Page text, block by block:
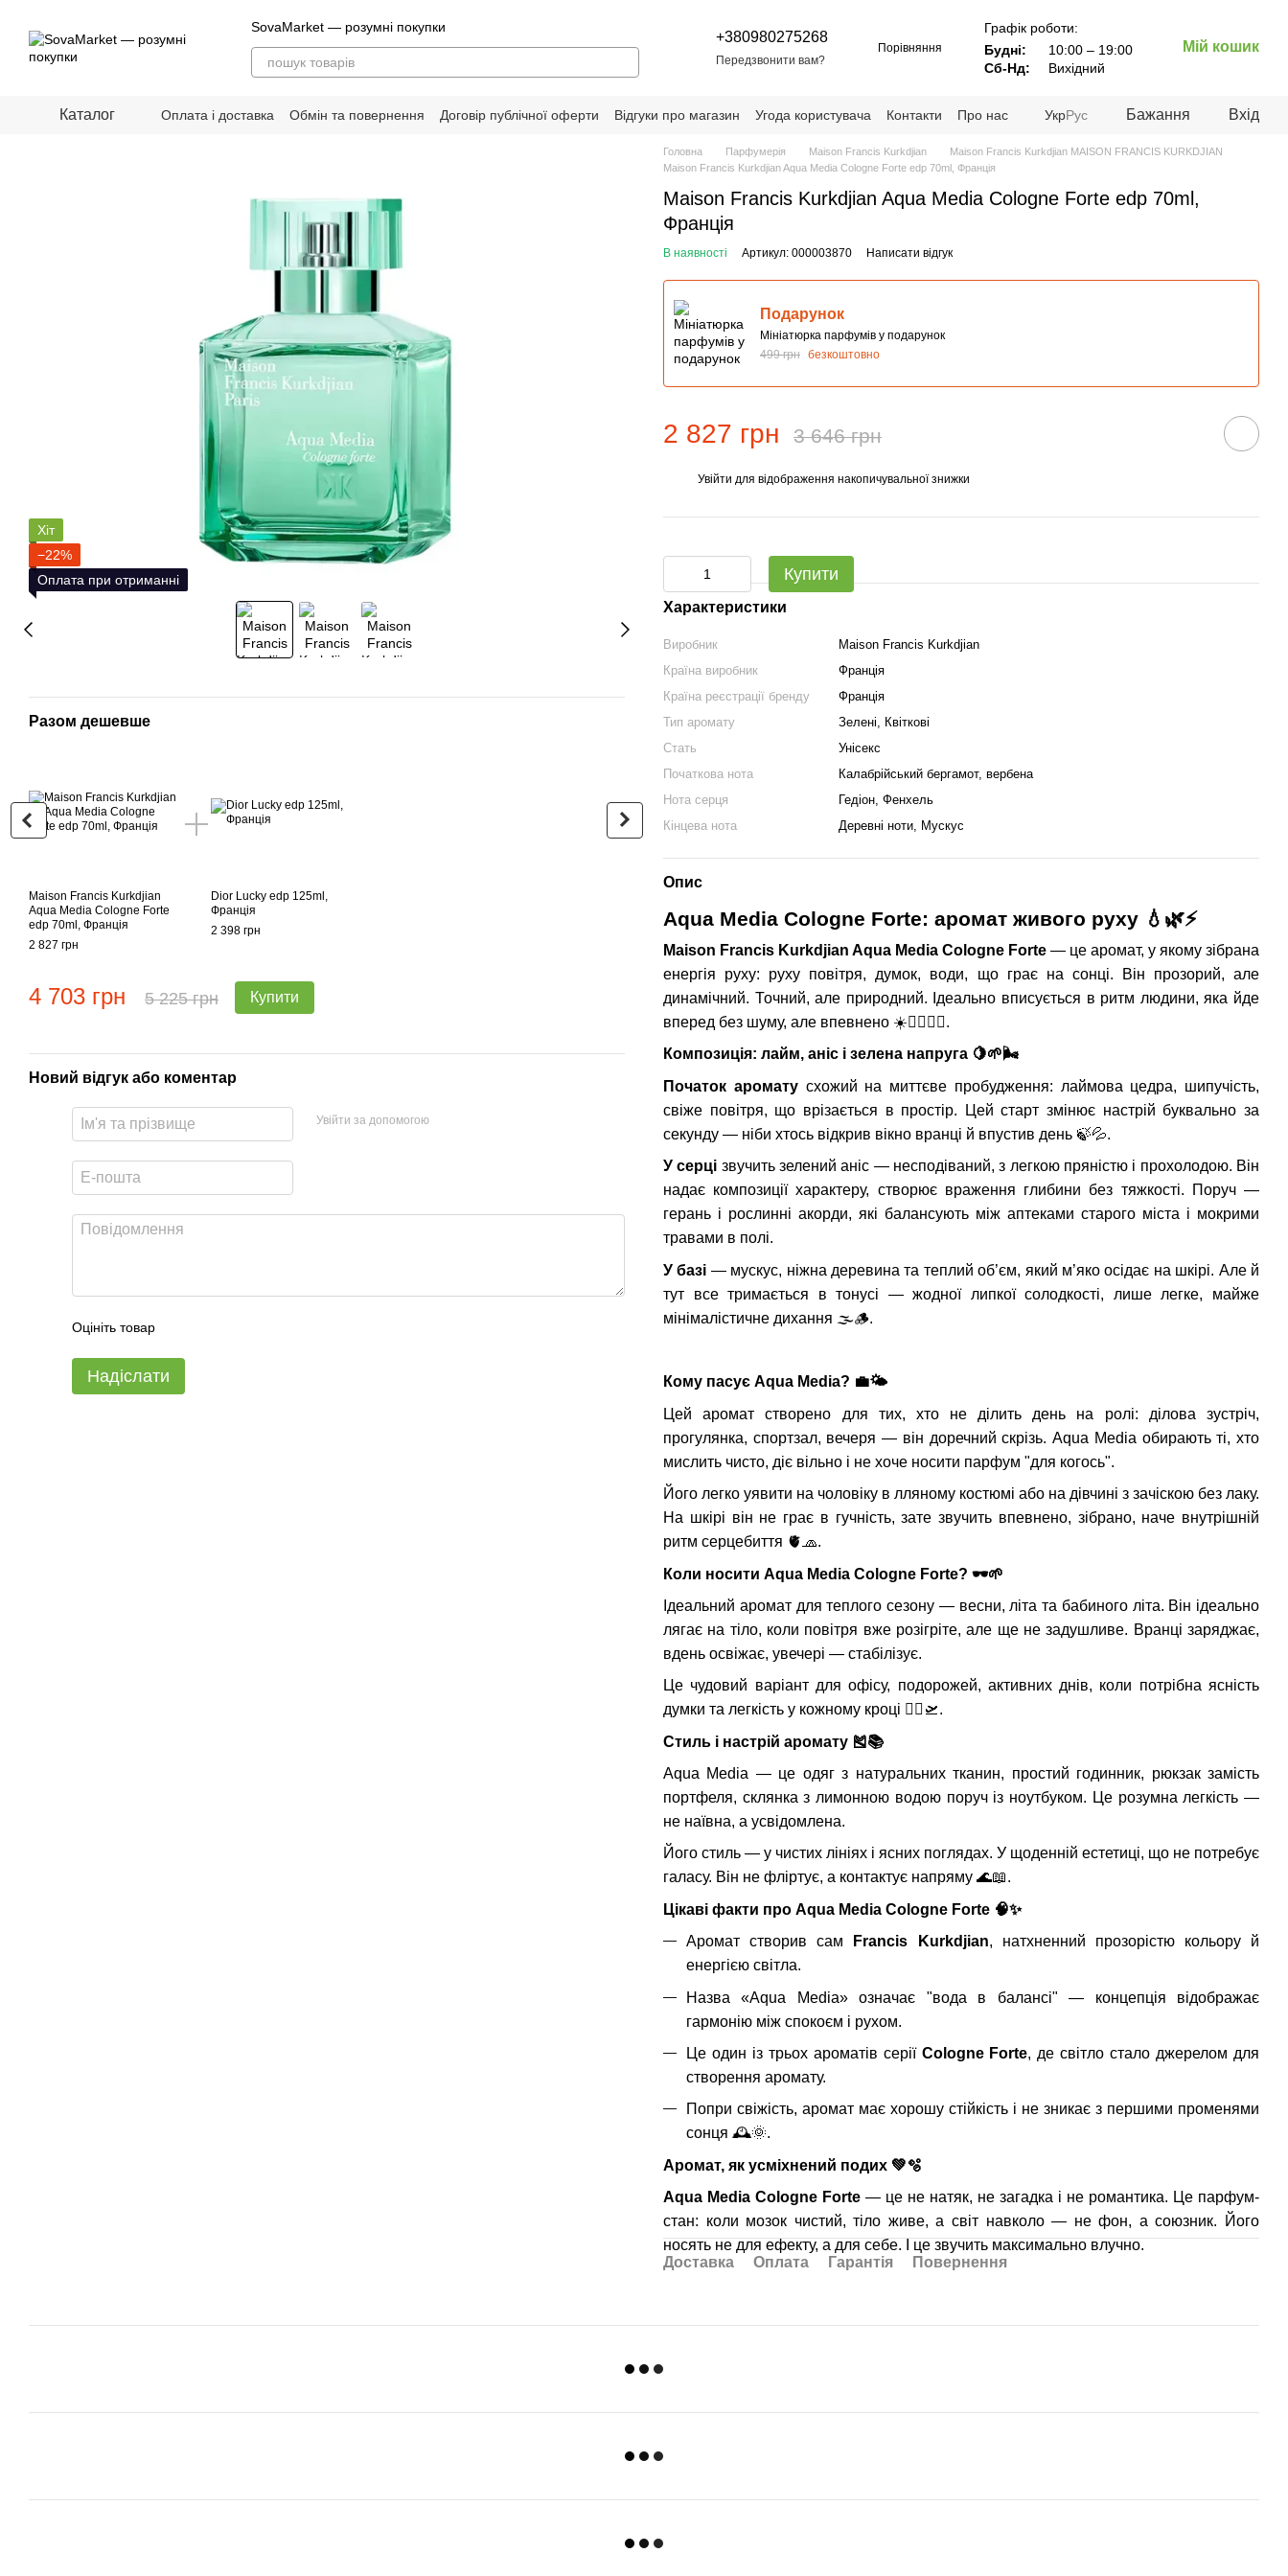
SovaMarket — розумні покупки
+380980275268
Передзвонити вам?
Порівняння
Графік роботи:
Будні:
10:00 – 19:00
Сб-Нд:
Вихідний
Мій кошик
Каталог Оплата і доставка Обмін та повернення Договір публічної оферти Відгуки про магазин Угода користувача Контакти
Про нас
УкрРус Бажання Вхід
Хіт
−22%
Оплата при отриманні
Разом дешевше
Maison Francis Kurkdjian
Aqua Media Cologne Forte
edp 70ml, Франція
2 827 грн
Dior Lucky edp 125ml,
Франція
2 398 грн
4 703 грн 5 225 грн Купити
Разом дешевше
Aqua Media Cologne Forte
edp 70ml, Франція
2 827 грн
Cedarwood & Sandalwood &
Amber, Patchouli edp 100ml,
2 288 грн
4 604 грн Купити
Новий відгук або коментар
Увійти за допомогою
Оцініть товар
Надіслати
Головна Парфумерія Maison Francis Kurkdjian
Maison Francis Kurkdjian MAISON FRANCIS KURKDJIAN
Maison Francis Kurkdjian Aqua Media Cologne Forte edp 70ml, Франція
Maison Francis Kurkdjian Aqua Media Cologne Forte edp 70ml,
Франція
В наявності Артикул: 000003870 Написати відгук
Подарунок
Мініатюрка парфумів у подарунок
499 грн безкоштовно
2 827 грн 3 646 грн
Увійти для відображення накопичувальної знижки
Купити
Характеристики
Виробник
Maison Francis Kurkdjian
Країна виробник
Франція
Країна реєстрації бренду
Франція
Тип аромату
Зелені, Квіткові
Стать
Унісекс
Початкова нота
Калабрійський бергамот, вербена
Нота серця
Гедіон, Фенхель
Кінцева нота
Деревні ноти, Мускус
Опис
Aqua Media Cologne Forte: аромат живого руху 💧🌿⚡
Maison Francis Kurkdjian Aqua Media Cologne Forte — це аромат, у якому зібрана
енергія руху: руху повітря, думок, води, що грає на сонці. Він прозорий, але
динамічний. Точний, але природний. Ідеально вписується в ритм людини, яка йде
вперед без шуму, але впевнено ☀🧘 🚶‍♂️.
Композиція: лайм, аніс і зелена напруга 🍋🌱🌬
Початок ароматусхожий на миттєве пробудження: лаймова цедра, шипучість,
свіже повітря, що врізається в простір. Цей старт змінює настрій буквально за
секунду — ніби хтось відкрив вікно вранці й впустив день 🍃💦.
У серці звучить зелений аніс — несподіваний, з легкою пряністю і прохолодою. Він
надає композиції характеру, створює враження глибини без тяжкості. Поруч —
герань і рослинні акорди, які балансують між аптеками старого міста і мокрими
травами в полі.
У базі — мускус, ніжна деревина та теплий об’єм, який м’яко осідає на шкірі. Але й
тут все тримається в тонусі — жодної липкої солодкості, лише легке, майже
мінімалістичне дихання 🌫🪵.
Кому пасує Aqua Media? 💼🌤
Цей аромат створено для тих, хто не ділить день на ролі: ділова зустріч,
прогулянка, спортзал, вечеря — він доречний скрізь. Aqua Media обирають ті, хто
мислить чисто, діє вільно і не хоче носити парфум "для когось".
Його легко уявити на чоловіку в лляному костюмі або на дівчині з зачіскою без лаку.
На шкірі він не грає в гучність, зате звучить впевнено, зібрано, наче внутрішній
ритм серцебиття 🫀🧢.
Коли носити Aqua Media Cologne Forte? 🕶🌱
Ідеальний аромат для теплого сезону — весни, літа та бабиного літа. Він ідеально
лягає на тіло, коли повітря вже розігріте, але ще не задушливе. Вранці заряджає,
вдень освіжає, увечері — стабілізує.
Це чудовий варіант для офісу, подорожей, активних днів, коли потрібна ясність
думки та легкість у кожному кроці 🚴 🛫.
Стиль і настрій аромату 🎽📚
Aqua Media — це одяг з натуральних тканин, простий годинник, рюкзак замість
портфеля, склянка з лимонною водою поруч із ноутбуком. Це розумна легкість —
не наївна, а усвідомлена.
Його стиль — у чистих лініях і ясних поглядах. У щоденній естетиці, що не потребує
галасу. Він не фліртує, а контактує напряму 🌊📖.
Цікаві факти про Aqua Media Cologne Forte 🧠✨
Аромат створив сам
Francis Kurkdjian, натхненний прозорістю кольору й
енергією світла.
Назва «Aqua Media» означає "вода в балансі" — концепція відображає
гармонію між спокоєм і рухом.
Це один із трьох ароматів серії Cologne Forte, де світло стало джерелом для
створення аромату.
Попри свіжість, аромат має хорошу стійкість і не зникає з першими променями
сонця 🕰🌞.
Аромат, як усміхнений подих 💚🫧
Aqua Media Cologne Forte — це не натяк, не загадка і не романтика. Це парфум-
стан: коли мозок чистий, тіло живе, а світ навколо — не фон, а союзник. Його
носять не для ефекту, а для себе. І це звучить максимально влучно.
Доставка
Оплата Гарантія Повернення